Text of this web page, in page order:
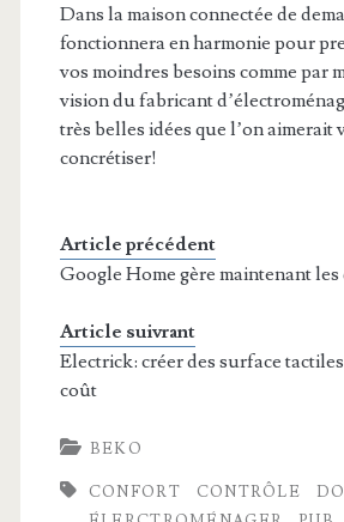
Dans la maison connectée de
fonctionnera en harmonie pour
vos moindres besoins comme par
vision du fabricant
très belles idées que l’on aimerait
concrétiser!
Article précédent
Google Home gère maintenant
Article suivrant
Electrick: créer des surface
coût
BEKO
CONFORT CONTRÔLE